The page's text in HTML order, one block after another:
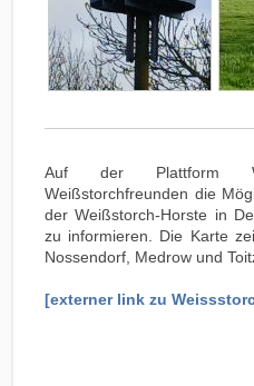
Auf der Plattform
Weißstorchfreunden die
der Weißstorch-Horste in
zu informieren. Die Karte
Nossendorf, Medrow und
[externer link zu